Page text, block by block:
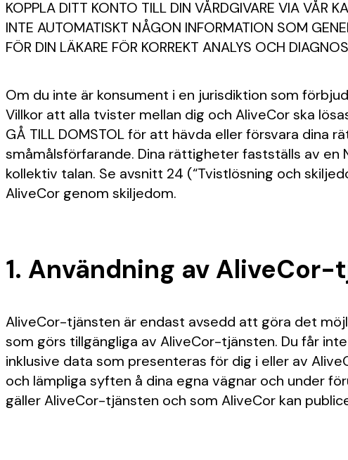
KOPPLA DITT KONTO TILL DIN VÅRDGIVARE VIA VÅR
INTE AUTOMATISKT NÅGON INFORMATION SOM
FÖR DIN LÄKARE FÖR KORREKT ANALYS OCH
Om du inte är konsument i en jurisdiktion som
Villkor att alla tvister mellan dig och AliveCor ska lösas
GÅ TILL DOMSTOL för att hävda eller försvara
småmålsförfarande. Dina rättigheter fastställs av en
kollektiv talan. Se avsnitt 24 (“Tvistlösning och
AliveCor genom skiljedom.
1. Användning av
AliveCor-tjänsten är endast avsedd att göra det
som görs tillgängliga av AliveCor-tjänsten. Du får
inklusive data som presenteras för dig i eller av
och lämpliga syften å dina egna vägnar och under
gäller AliveCor-tjänsten och som AliveCor kan